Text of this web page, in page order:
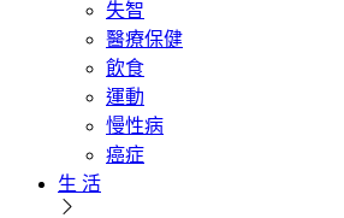
失智
醫療保健
飲食
運動
慢性病
癌症
生 活